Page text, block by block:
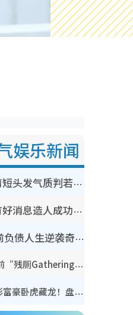
娱乐新闻
简淑儿染金发剪短头发气质判若两人！吓坏老公麦大力都认不出：“你做什么？”
汤洛雯传终于有好消息造人成功！两大细节曝孕味极浓引猜测：大肚婆先会咁！
五索亲揭10年前负债人生逆袭奇迹！全靠去一地方转运后即遇上马先生
林芊妤亲解12年前“残厕Gathering”真相！高层解约一句话重创尊严，至今拒返TVB
《爱·回家》隐形富豪卧虎藏龙！盘点12位财气逼人的有钱艺人：这位美女3亿身家不愁做